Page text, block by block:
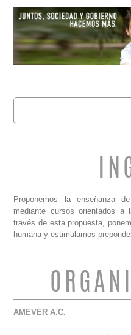
Buscar
Proponemos la enseñanza
mediante cursos orientados
través de esta propuesta,
humana y estimulamos
AMEVER A.C.